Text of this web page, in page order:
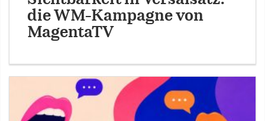
die WM-Kampagne von
MagentaTV